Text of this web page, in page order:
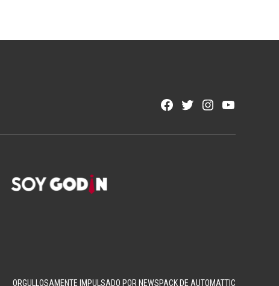
Facebook
TwitterInstagram
YouTube
ORGULLOSAMENTE IMPULSADO POR NEWSPACK DE AUTOMATTIC